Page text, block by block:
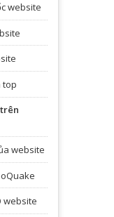
website
top
website
website